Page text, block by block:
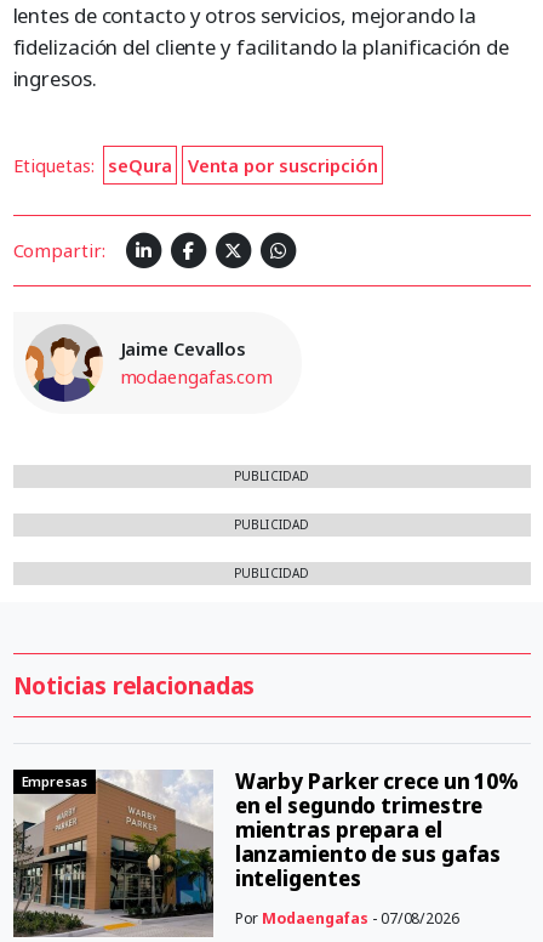
lentes de contacto y otros servicios, mejorando la
fidelización del cliente y facilitando la planificación de
ingresos.
Etiquetas: seQura Venta por suscripción
Compartir:
Jaime Cevallos
modaengafas.com
PUBLICIDAD
PUBLICIDAD
PUBLICIDAD
Noticias relacionadas
Empresas
Warby Parker crece un 10%
en el segundo trimestre
mientras prepara el
lanzamiento de sus gafas
inteligentes
Por Modaengafas - 07/08/2026